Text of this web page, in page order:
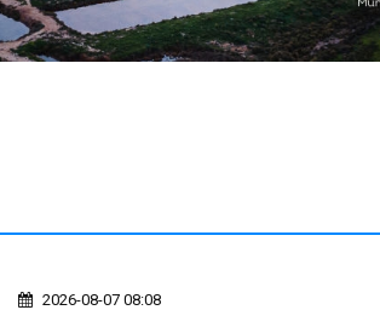
2026-08-07 08:08